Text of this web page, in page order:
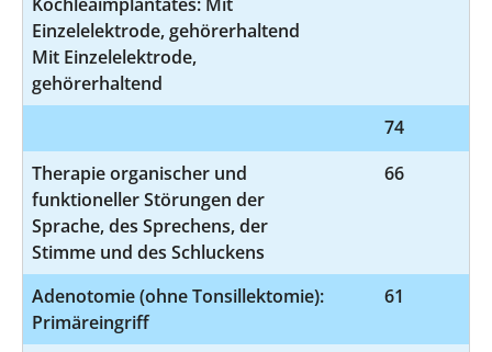
Einzelelektrode, gehörerhaltend
Mit Einzelelektrode,
gehörerhaltend
74
Therapie organischer und
funktioneller Störungen der
Sprache, des Sprechens, der
Stimme und des Schluckens
66
Adenotomie (ohne Tonsillektomie):
Primäreingriff
61